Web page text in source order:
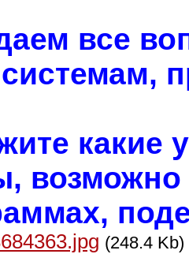
все
системам,
какие
(248.4 Kb)